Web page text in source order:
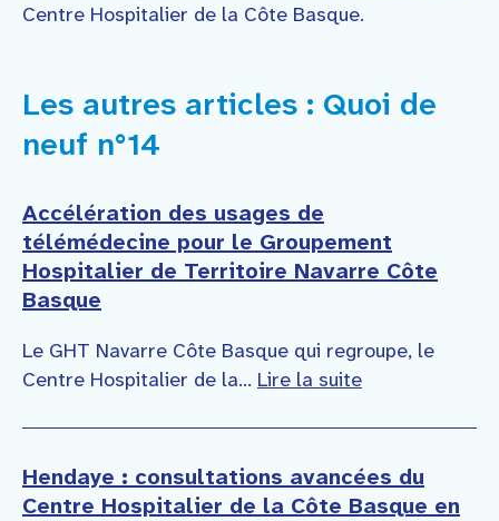
Centre Hospitalier de la Côte Basque.
Les autres articles : Quoi de
neuf n°14
Accélération des usages de
télémédecine pour le Groupement
Hospitalier de Territoire Navarre Côte
Basque
Le GHT Navarre Côte Basque qui regroupe, le
Centre Hospitalier de la... Lire la suite
Hendaye : consultations avancées du
Centre Hospitalier de la Côte Basque en